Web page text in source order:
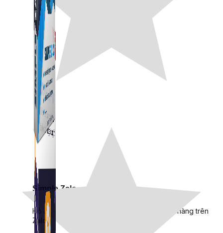
Simple Zalo
Hỗ trợ kết bạn, gửi tin nhắn chăm sóc khách hàng trên
Zalo.